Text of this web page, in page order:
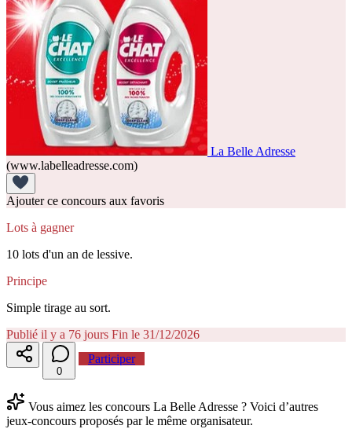
La Belle Adresse
(www.labelleadresse.com)
Ajouter ce concours aux favoris
Lots à gagner
10 lots d'un an de lessive.
Principe
Simple tirage au sort.
Publié il y a 76 jours Fin le 31/12/2026
0
Participer
Vous aimez les concours La Belle Adresse ? Voici d’autres
jeux-concours proposés par le même organisateur.